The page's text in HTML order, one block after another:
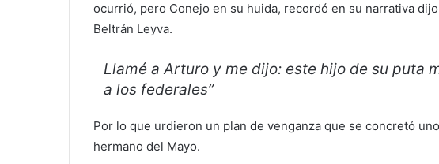
ocurrió, pero Conejo en su huida, recordó en su narrativa
Beltrán Leyva.
Llamé a Arturo y me dijo: este hijo de su puta
a los federales”
Por lo que urdieron un plan de venganza que se concretó
hermano del Mayo.